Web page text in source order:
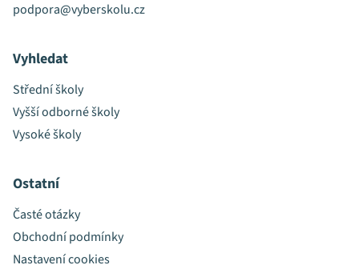
podpora@vyberskolu.cz
Vyhledat
Střední školy
Vyšší odborné školy
Vysoké školy
Ostatní
Časté otázky
Obchodní podmínky
Nastavení cookies